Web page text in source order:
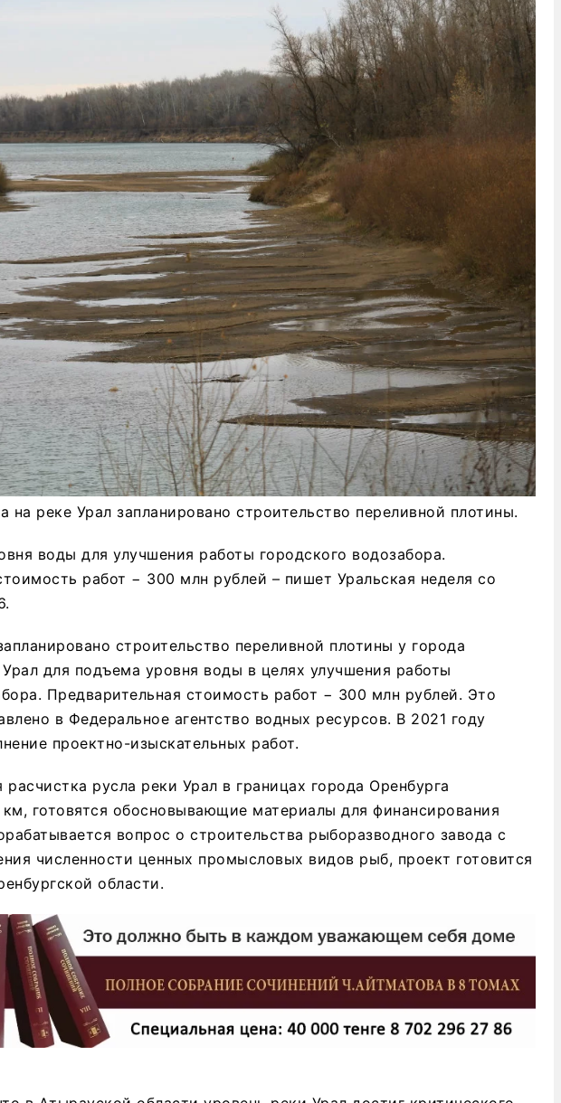
на реке Урал запланировано строительство переливной плотины.
воды для улучшения работы городского водозабора.
работ − 300 млн рублей – пишет Уральская неделя со
строительство переливной плотины у города
для подъема уровня воды в целях улучшения работы
Предварительная стоимость работ − 300 млн рублей. Это
в Федеральное агентство водных ресурсов. В 2021 году
проектно-изыскательных работ.
расчистка русла реки Урал в границах города Оренбурга
готовятся обосновывающие материалы для финансирования
вопрос о строительства рыборазводного завода с
численности ценных промысловых видов рыб, проект готовится
области.